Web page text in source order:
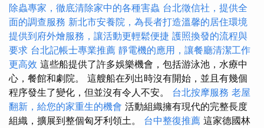
除蟲專家，徹底清除家中的各種害蟲 台北徵信社，提供全
面的調查服務 新北市安養院，為長者打造溫馨的居住環境
提供到府外燴服務，讓活動更輕鬆便捷 護照換發的流程與
要求 台北記帳士專業推薦 靜電機的應用，讓餐廳清潔工作
更高效 這些船提供了許多娛樂機會，包括游泳池，水療中
心，餐館和劇院。 這艘船在列出時沒有開始，並且有幾個
程序發生了變化，但並沒有令人不安。 台北按摩服務 老屋
翻新，給您的家重生的機會 活動組織擁有現代的完整長度
組織，擴展到整個匈牙利領土。 台中整復推薦 這家德國林